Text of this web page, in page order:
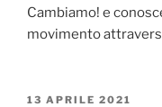
Cambiamo! e
movimento
PUBBLICATO
13 APRILE 2021